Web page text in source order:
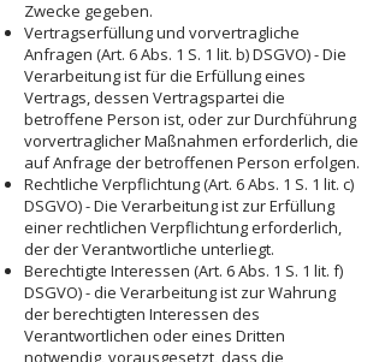
Zwecke gegeben.
Vertragserfüllung und vorvertragliche
Anfragen (Art. 6 Abs. 1 S. 1 lit. b) DSGVO) - Die
Verarbeitung ist für die Erfüllung eines
Vertrags, dessen Vertragspartei die
betroffene Person ist, oder zur Durchführung
vorvertraglicher Maßnahmen erforderlich, die
auf Anfrage der betroffenen Person erfolgen.
Rechtliche Verpflichtung (Art. 6 Abs. 1 S. 1 lit. c)
DSGVO) - Die Verarbeitung ist zur Erfüllung
einer rechtlichen Verpflichtung erforderlich,
der der Verantwortliche unterliegt.
Berechtigte Interessen (Art. 6 Abs. 1 S. 1 lit. f)
DSGVO) - die Verarbeitung ist zur Wahrung
der berechtigten Interessen des
Verantwortlichen oder eines Dritten
notwendig, vorausgesetzt, dass die